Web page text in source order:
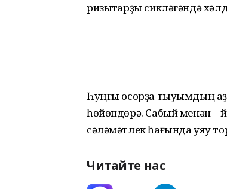
ризыҡтарҙы сикләгәндә
Һуңғы осорҙа тыуымдың
һөйөндөрә. Сабый менән –
сәләмәтлек һағында уяу
Читайте нас